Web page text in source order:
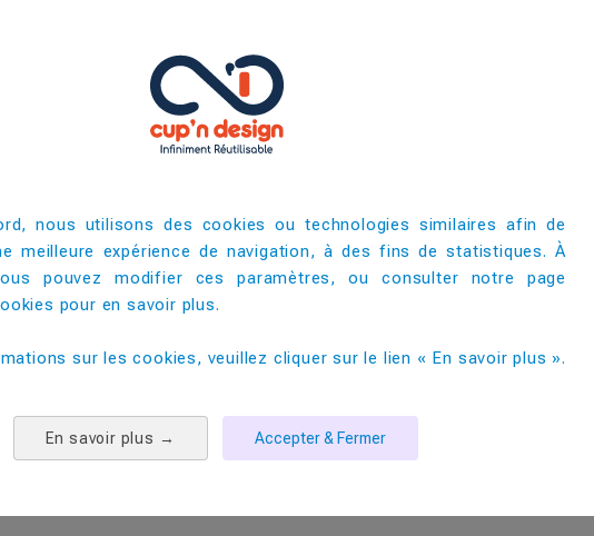
Cup 30 et Cup35 et ne perdez plus une goutte de votre boisson
500
10000
PRODUITS COMPLEMENTAIRES
nous utilisons des cookies ou technologies similaires afin de
meilleure expérience de navigation, à des fins de statistiques. À
pouvez modifier ces paramètres, ou consulter notre page
pour en savoir plus.
sur les cookies, veuillez cliquer sur le lien « En savoir plus ».
En savoir plus → Accepter & Fermer